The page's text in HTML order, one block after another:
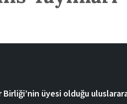
Birliği’nin üyesi olduğu